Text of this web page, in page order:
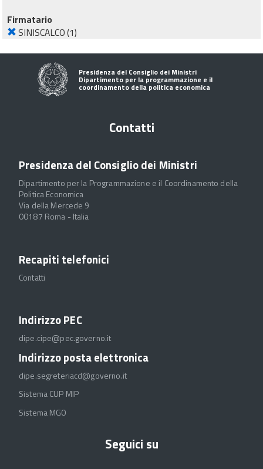
Firmatario
SINISCALCO(1)
Presidenza del Consiglio dei Ministri
Dipartimento per la programmazione e il
coordinamento della politica economica
Contatti
Presidenza del Consiglio dei Ministri
Dipartimento per la Programmazione e il Coordinamento della
Politica Economica
Via della Mercede 9
00187 Roma - Italia
Recapiti telefonici
Contatti
Indirizzo PEC
dipe.cipe@pec.governo.it
Indirizzo posta elettronica
dipe.segreteriacd@governo.it
Sistema CUP MIP
Sistema MGO
Seguici su